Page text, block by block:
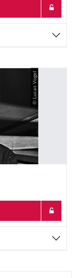
© Lucas Vogel